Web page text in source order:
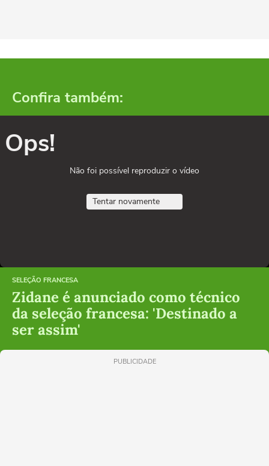
Confira também:
Ops!
Não foi possível reproduzir o vídeo
Tentar novamente
SELEÇÃO FRANCESA
Zidane é anunciado como técnico
da seleção francesa: 'Destinado a
ser assim'
PUBLICIDADE